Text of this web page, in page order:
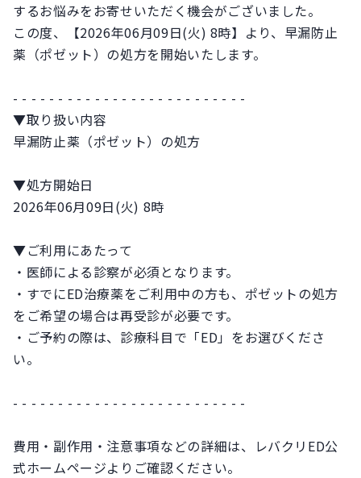
するお悩みをお寄せいただく機会がございました。
この度、【2026年06月09日(火) 8時】より、早漏防止
薬（ポゼット）の処方を開始いたします。
- - - - - - - - - - - - - - - - - - - - - - - - - -
▼取り扱い内容
早漏防止薬（ポゼット）の処方
▼処方開始日
2026年06月09日(火) 8時
▼ご利用にあたって
・医師による診察が必須となります。
・すでにED治療薬をご利用中の方も、ポゼットの処方
をご希望の場合は再受診が必要です。
・ご予約の際は、診療科目で「ED」をお選びくださ
い。
- - - - - - - - - - - - - - - - - - - - - - - - - -
費用・副作用・注意事項などの詳細は、レバクリED公
式ホームページよりご確認ください。